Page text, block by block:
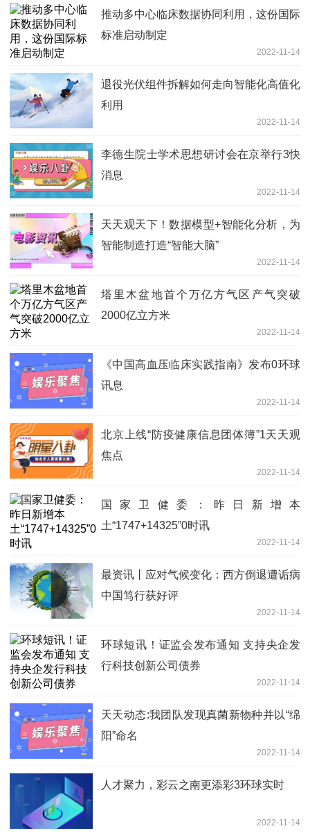
推动多中心临床数据协同利用，这份国际
标准启动制定
2022-11-14
退役光伏组件拆解如何走向智能化高值化
利用
2022-11-14
李德生院士学术思想研讨会在京举行3快
消息
2022-11-14
天天观天下！数据模型+智能化分析，为
智能制造打造“智能大脑”
2022-11-14
塔里木盆地首个万亿方气区产气突破
2000亿立方米
2022-11-14
《中国高血压临床实践指南》发布0环球
讯息
2022-11-14
北京上线“防疫健康信息团体簿”1天天观
焦点
2022-11-14
国家卫健委：昨日新增本
土“1747+14325”0时讯
2022-11-14
最资讯丨应对气候变化：西方倒退遭诟病
中国笃行获好评
2022-11-14
环球短讯！证监会发布通知 支持央企发
行科技创新公司债券
2022-11-14
天天动态:我团队发现真菌新物种并以“绵
阳”命名
2022-11-14
人才聚力，彩云之南更添彩3环球实时
2022-11-14